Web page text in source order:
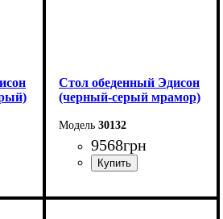
Стол обеденный Эдисон
(черный-серый мрамор)
30132
9568грн
Длина - 120 (+40) см